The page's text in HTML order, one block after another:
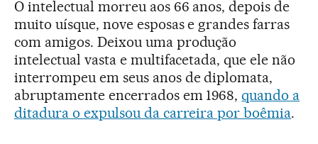
O intelectual morreu aos 66 anos, depois de
muito uísque, nove esposas e grandes farras
com amigos. Deixou uma produção
intelectual vasta e multifacetada, que ele não
interrompeu em seus anos de diplomata,
abruptamente encerrados em 1968,quando a
ditadura o expulsou da carreira por boêmia.